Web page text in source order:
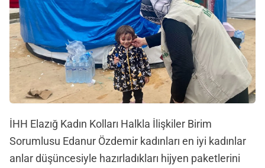
İHH Elazığ Kadın Kolları Halkla İlişkiler Birim
Sorumlusu Edanur Özdemir kadınları en iyi kadınlar
anlar düşüncesiyle hazırladıkları hijyen paketlerini